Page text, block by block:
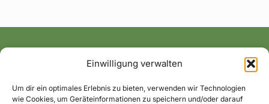
Einwilligung verwalten
Um dir ein optimales Erlebnis zu bieten, verwenden wir Technologien
wie Cookies, um Geräteinformationen zu speichern und/oder darauf
Alle News und Termine ins Postfach!